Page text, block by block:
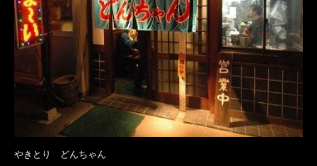
やきとり どんちゃん